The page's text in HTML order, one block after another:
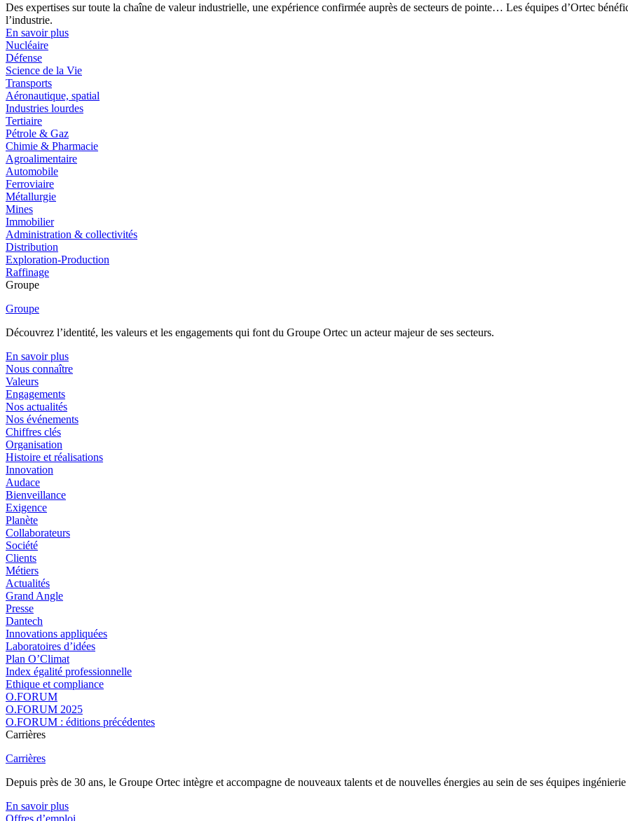
Des expertises sur toute la chaîne de valeur industrielle, une expérience confirmée auprès de secteurs de pointe… Les équipes d’Ortec
l’industrie.
En savoir plus
Nucléaire
Défense
Science de la Vie
Transports
Aéronautique, spatial
Industries lourdes
Tertiaire
Pétrole & Gaz
Chimie & Pharmacie
Agroalimentaire
Automobile
Ferroviaire
Métallurgie
Mines
Immobilier
Administration & collectivités
Distribution
Exploration-Production
Raffinage
Groupe
Groupe
Découvrez l’identité, les valeurs et les engagements qui font du Groupe Ortec un acteur majeur de ses secteurs.
En savoir plus
Nous connaître
Valeurs
Engagements
Nos actualités
Nos événements
Chiffres clés
Organisation
Histoire et réalisations
Innovation
Audace
Bienveillance
Exigence
Planète
Collaborateurs
Société
Clients
Métiers
Actualités
Grand Angle
Presse
Dantech
Innovations appliquées
Laboratoires d’idées
Plan O’Climat
Index égalité professionnelle
Ethique et compliance
O.FORUM
O.FORUM 2025
O.FORUM : éditions précédentes
Carrières
Carrières
Depuis près de 30 ans, le Groupe Ortec intègre et accompagne de nouveaux talents et de nouvelles énergies au sein de ses équipes
En savoir plus
Offres d’emploi